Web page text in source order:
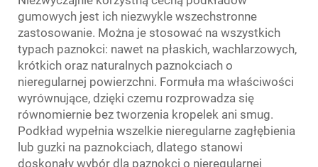
gumowych jest ich niezwykle wszechstronne
zastosowanie. Można je stosować na wszystkich
typach paznokci: nawet na płaskich, wachlarzowych,
krótkich oraz naturalnych paznokciach o
nieregularnej powierzchni. Formuła ma właściwości
wyrównujące, dzięki czemu rozprowadza się
równomiernie bez tworzenia kropelek ani smug.
Podkład wypełnia wszelkie nieregularne zagłębienia
lub guzki na paznokciach, dlatego stanowi
doskonały wybór dla paznokci o nieregularnej